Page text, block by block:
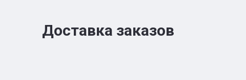
Доставка заказов